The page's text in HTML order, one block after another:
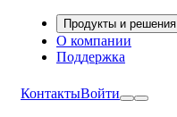
Продукты и решения
О компании
Поддержка
КонтактыВойти